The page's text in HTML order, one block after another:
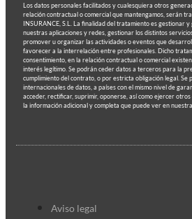
Los datos personales facilitados y cualesquiera otros
relación contractual o comercial que mantengamos, serán
INSURANCE, S.L. La finalidad del tratamiento es gestionar
nuestras aplicaciones y redes, gestionar los distintos
promover u organizar las actividades o eventos que
favorecer a la interrelación entre profesionales. Dicho
consentimiento, en la relación contractual o comercial
interés legítimo. Se podrán ceder datos a terceros para la
cumplimiento del contrato, o por estricta obligación legal.
internacionales de datos, a países con el mismo nivel de
acceder, rectificar, suprimir, oponerse, así como ejercer
la información adicional y completa que puede ver en nuestra
Aviso legal